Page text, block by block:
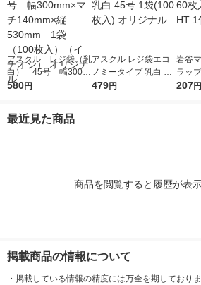
アスクル レジ袋（乳
白） 45号 幅300m
m×マチ140mm×縦53
リジナル
580円
アスクル レジ袋エコ
ノミータイプ 乳白 45
号 1袋(100枚入) オリ
479円
岩谷
ラッ
り I-
207円
最近見た商品
商品を閲覧すると履歴が表
掲載商品の情報について
・ 掲載している情報の精度には万全を期しており